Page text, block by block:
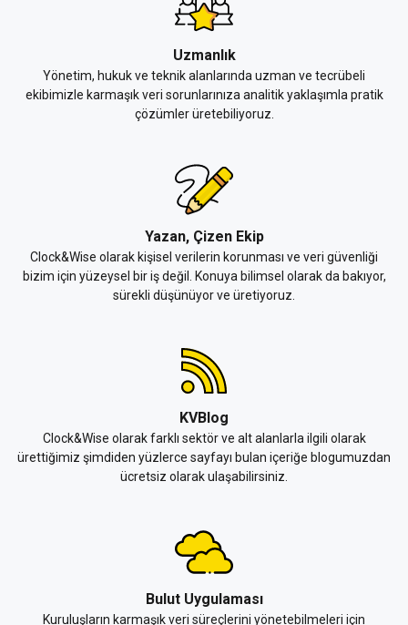
Uzmanlık
Yönetim, hukuk ve teknik alanlarında uzman ve tecrübeli
ekibimizle karmaşık veri sorunlarınıza analitik yaklaşımla pratik
çözümler üretebiliyoruz.
Yazan, Çizen Ekip
Clock&Wise olarak kişisel verilerin korunması ve veri güvenliği
bizim için yüzeysel bir iş değil. Konuya bilimsel olarak da bakıyor,
sürekli düşünüyor ve üretiyoruz.
KVBlog
Clock&Wise olarak farklı sektör ve alt alanlarla ilgili olarak
ürettiğimiz şimdiden yüzlerce sayfayı bulan içeriğe blogumuzdan
ücretsiz olarak ulaşabilirsiniz.
Bulut Uygulaması
Kuruluşların karmaşık veri süreçlerini yönetebilmeleri için